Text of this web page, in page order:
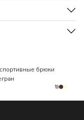
брюки